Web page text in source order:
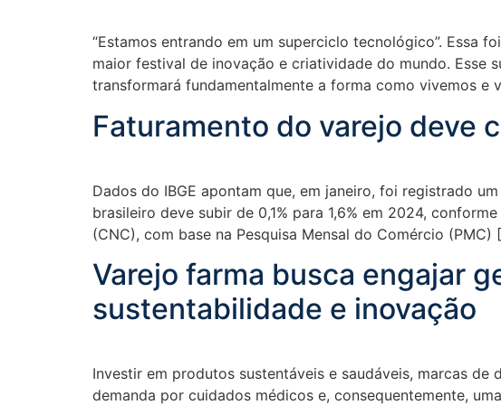
“Estamos entrando em um superciclo tecnológico”. Essa
maior festival de inovação e criatividade do mundo. Esse
transformará fundamentalmente a forma como vivemos e
Faturamento do varejo deve
Dados do IBGE apontam que, em janeiro, foi registrado
brasileiro deve subir de 0,1% para 1,6% em 2024,
(CNC), com base na Pesquisa Mensal do Comércio (PMC)
Varejo farma busca engajar
sustentabilidade e inovação
Investir em produtos sustentáveis e saudáveis, marcas
demanda por cuidados médicos e, consequentemente,